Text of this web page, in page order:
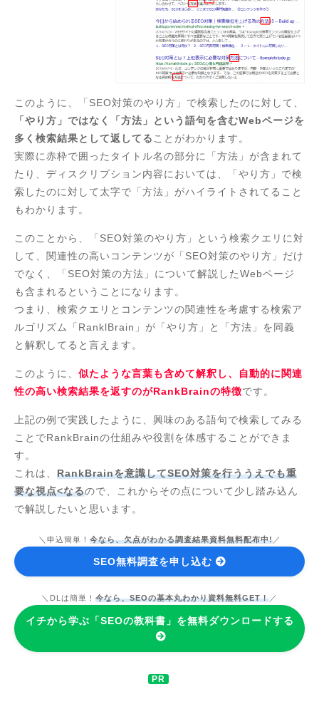
このように、「SEO対策のやり方」で検索したのに対して、
「やり方」ではなく「方法」という語句を含むWebページを
多く検索結果として返してる ことがわかります。
実際に赤枠で囲ったタイトル名の部分に「方法」が含まれて
たり、ディスクリプション内容においては、「やり方」で検
索したのに対して太字で「方法」がハイライトされてること
もわかります。
このことから、「SEO対策のやり方」という検索クエリに対
して、関連性の高いコンテンツが「SEO対策のやり方」だけ
でなく、「SEO対策の方法」について解説したWebページ
も含まれるということになります。
つまり、検索クエリとコンテンツの関連性を考慮する検索ア
ルゴリズム「RanklBrain」が「やり方」と「方法」を同義
と解釈してると言えます。
このように、 似たような言葉も含めて解釈し、自動的に関連
性の高い検索結果を返すのがRankBrainの特徴です。
上記の例で実践したように、興味のある語句で検索してみる
ことでRankBrainの仕組みや役割を体感することができま
す。
これは、 RankBrainを意識してSEO対策を行ううえでも重
要な視点<なるので、これからその点について少し踏み込ん
で解説したいと思います。
＼申込簡単！ 今なら、欠点がわかる調査結果資料無料配布中!／
SEO無料調査を申し込む
＼DLは簡単！ 今なら、SEOの基本丸わかり資料無料GET！／
イチから学ぶ「SEOの教科書」を無料ダウンロードする